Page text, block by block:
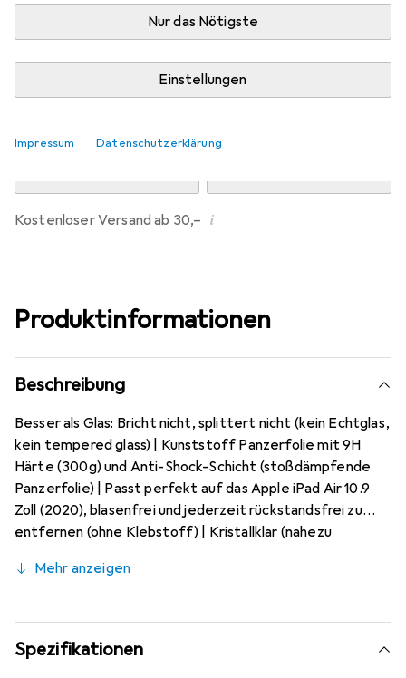
Nur das Nötigste
Einstellungen
Impressum Datenschutzerklärung
Lieferort angeben für genaue Lieferzeit
Kostenloser Versand ab 30,– i
Produktinformationen
Beschreibung
Besser als Glas: Bricht nicht, splittert nicht (kein Echtglas,
kein tempered glass) | Kunststoff Panzerfolie mit 9H
Härte (300g) und Anti-Shock-Schicht (stoßdämpfende
Panzerfolie) | Passt perfekt auf das Apple iPad Air 10.9
Zoll (2020), blasenfrei und jederzeit rückstandsfrei zu
entfernen (ohne Klebstoff) | Kristallklar (nahezu
Fingerprint Beschichtung | 10 Jahre Herstellergarantie -
Mehr anzeigen
Spezifikationen